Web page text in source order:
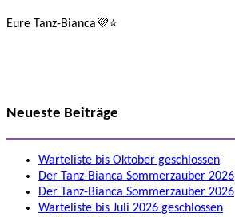
Eure Tanz-Bianca💜⭐️
Neueste Beiträge
Warteliste bis Oktober geschlossen
Der Tanz-Bianca Sommerzauber 2026
Der Tanz-Bianca Sommerzauber 2026
Warteliste bis Juli 2026 geschlossen